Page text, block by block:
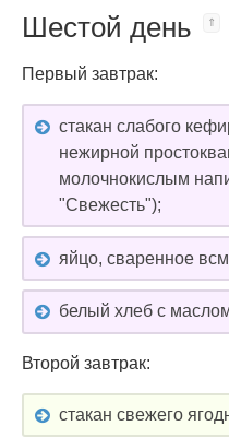
Шестой день
Первый завтрак:
стакан слабого
нежирной
молочнокислым
"Свежесть");
яйцо, сваренное
белый хлеб с
Второй завтрак:
стакан свежего